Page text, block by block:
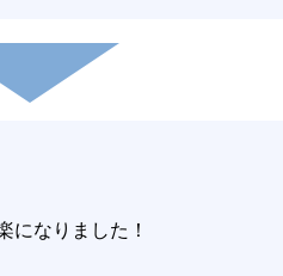
になりました！